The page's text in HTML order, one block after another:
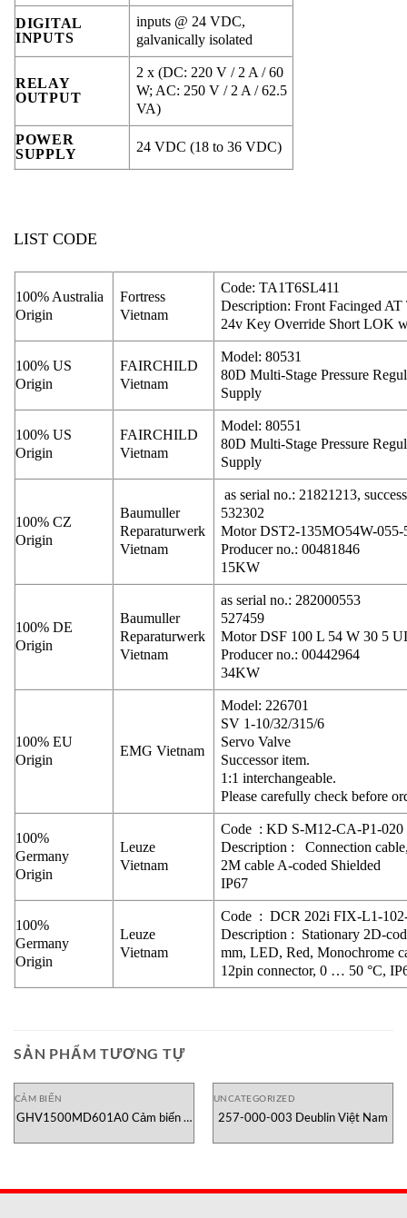
DIGITAL
INPUTS
inputs @ 24 VDC,
galvanically isolated
RELAY
OUTPUT
2 x (DC: 220 V / 2 A / 60
W; AC: 250 V / 2 A / 62.5
VA)
POWER
SUPPLY
24 VDC (18 to 36 VDC)
LIST CODE
100% Australia
Origin
Fortress
Vietnam
Code: TA1T6SL411
Description: Front Facinged
24v Key Override Short LOK
100% US
Origin
FAIRCHILD
Vietnam
Model: 80531
80D Multi-Stage Pressure
Supply
100% US
Origin
FAIRCHILD
Vietnam
Model: 80551
80D Multi-Stage Pressure
Supply
100% CZ
Origin
Baumuller
Reparaturwerk
Vietnam
as serial no.: 21821213,
532302
Motor DST2-135MO54W-
Producer no.: 00481846
15KW
100% DE
Origin
Baumuller
Reparaturwerk
Vietnam
as serial no.: 282000553
527459
Motor DSF 100 L 54 W 30 5
Producer no.: 00442964
34KW
100% EU
Origin
EMG Vietnam
Model: 226701
SV 1-10/32/315/6
Servo Valve
Successor item.
1:1 interchangeable.
Please carefully check before
100%
Germany
Origin
Leuze
Vietnam
Code : KD S-M12-CA-P1-020
Description : Connection
2M cable A-coded Shielded
IP67
100%
Germany
Origin
Leuze
Vietnam
Code : DCR 202i FIX-L1-
Description : Stationary 2D-
mm, LED, Red, Monochrome
12pin connector, 0 … 50 °C,
SẢN PHẨM TƯƠNG TỰ
CẢM BIẾN
GHV1500MD601A0 Cảm biến vị
UNCATEGORIZED
257-000-003 Deublin Việt Nam